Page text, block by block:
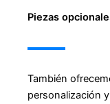
Piezas
También
personalización